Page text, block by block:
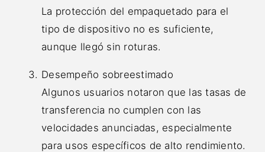
La protección del empaquetado para el
tipo de dispositivo no es suficiente,
aunque llegó sin roturas.
Desempeño sobreestimado
Algunos usuarios notaron que las tasas de
transferencia no cumplen con las
velocidades anunciadas, especialmente
para usos específicos de alto rendimiento.